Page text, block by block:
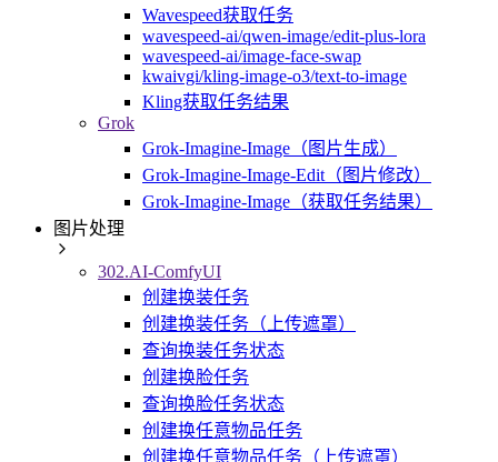
Wavespeed获取任务
wavespeed-ai/qwen-image/edit-plus-lora
wavespeed-ai/image-face-swap
kwaivgi/kling-image-o3/text-to-image
Kling获取任务结果
Grok
Grok-Imagine-Image（图片生成）
Grok-Imagine-Image-Edit（图片修改）
Grok-Imagine-Image（获取任务结果）
图片处理
302.AI-ComfyUI
创建换装任务
创建换装任务（上传遮罩）
查询换装任务状态
创建换脸任务
查询换脸任务状态
创建换任意物品任务
创建换任意物品任务（上传遮罩）